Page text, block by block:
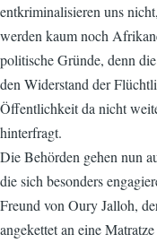
entkriminalisieren uns
werden kaum noch
politische Gründe, denn
den Widerstand der
Öffentlichkeit da nicht
hinterfragt.
Die Behörden gehen nun
die sich besonders
Freund von Oury Jalloh,
angekettet an eine